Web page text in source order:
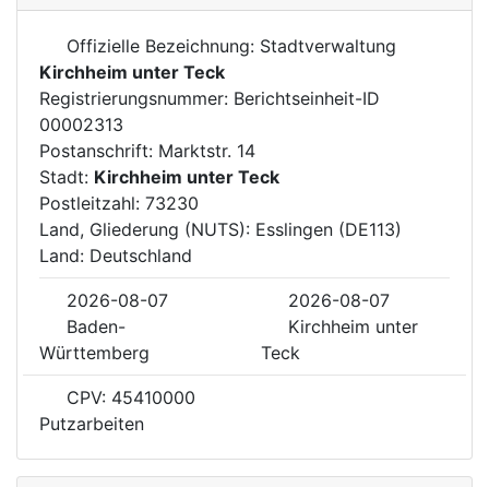
Offizielle Bezeichnung: Stadtverwaltung
Kirchheim unter Teck
Registrierungsnummer: Berichtseinheit-ID
00002313
Postanschrift: Marktstr. 14
Stadt: Kirchheim unter Teck
Postleitzahl: 73230
Land, Gliederung (NUTS): Esslingen (DE113)
Land: Deutschland
2026-08-07
2026-08-07
Baden-
Württemberg
Kirchheim unter
Teck
CPV: 45410000
Putzarbeiten